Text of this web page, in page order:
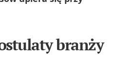
branży